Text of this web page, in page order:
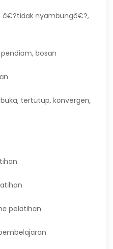
â€?tidak nyambungâ€?,
bosan
tertutup, konvergen,
pelatihan